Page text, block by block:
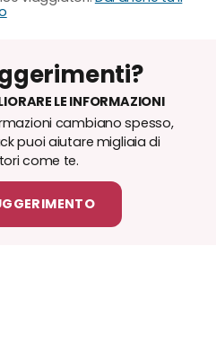
LE INFORMAZIONI
cambiano spesso,
puoi aiutare migliaia di
come te.